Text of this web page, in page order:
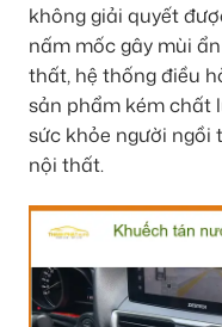
không giải quyết
nấm mốc gây mùi
thất, hệ thống điều
sản phẩm kém chất
sức khỏe người ngồi
nội thất.